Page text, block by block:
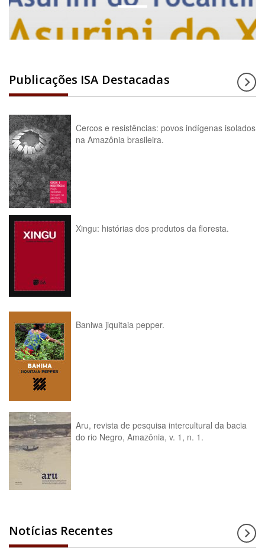
Publicações ISA Destacadas
Cercos e resistências: povos indígenas isolados
na Amazônia brasileira.
Xingu: histórias dos produtos da floresta.
Baniwa jiquitaia pepper.
Aru, revista de pesquisa intercultural da bacia
do rio Negro, Amazônia, v. 1, n. 1.
Notícias Recentes